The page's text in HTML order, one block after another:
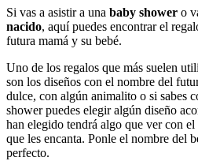
Si vas a asistir a una baby shower o
nacido, aquí puedes encontrar el
futura mamá y su bebé.
Uno de los regalos que más suelen
son los diseños con el nombre del
dulce, con algún animalito o si sabes
shower puedes elegir algún diseño
han elegido tendrá algo que ver con
que les encanta. Ponle el nombre del
perfecto.